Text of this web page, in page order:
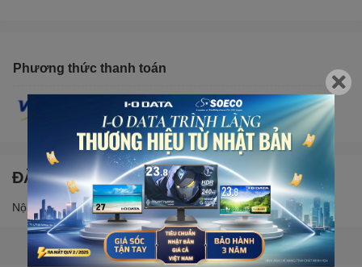
Phương thức thanh toán
ĐẶC ĐIỂM NỔI BẬT
Nội dung đang được cập nhật